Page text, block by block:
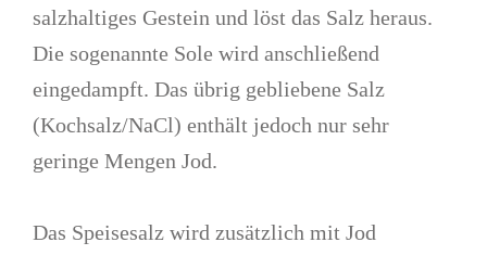
salzhaltiges Gestein und löst das Salz heraus.
Die sogenannte Sole wird anschließend
eingedampft. Das übrig gebliebene Salz
(Kochsalz/NaCl) enthält jedoch nur sehr
geringe Mengen Jod.
Das Speisesalz wird zusätzlich mit Jod